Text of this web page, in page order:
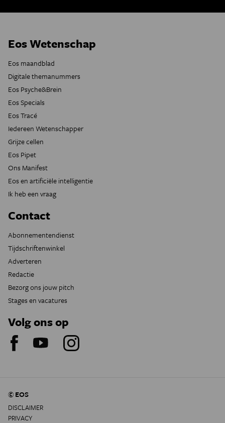
Eos Wetenschap
Eos maandblad
Digitale themanummers
Eos Psyche&Brein
Eos Specials
Eos Tracé
Iedereen Wetenschapper
Grijze cellen
Eos Pipet
Ons Manifest
Eos en artificiële intelligentie
Ik heb een vraag
Contact
Abonnementendienst
Tijdschriftenwinkel
Adverteren
Redactie
Bezorg ons jouw pitch
Stages en vacatures
Volg ons op
© EOS
DISCLAIMER
PRIVACY